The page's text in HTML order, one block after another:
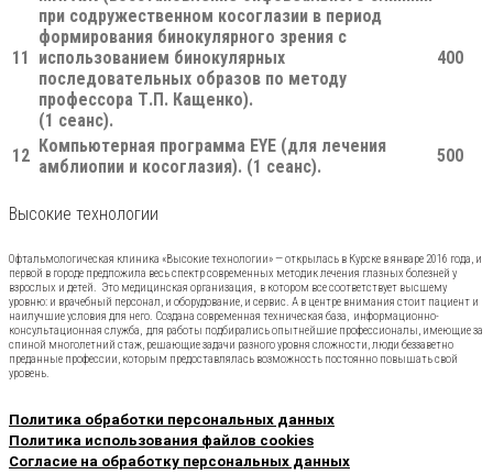
11
при содружественном косоглазии в период
формирования бинокулярного зрения с
использованием бинокулярных
последовательных образов по методу
профессора Т.П. Кащенко).
(1 сеанс).
400
12 Компьютерная программа EYE (для лечения
амблиопии и косоглазия). (1 сеанс).
500
Высокие технологии
Офтальмологическая клиника «Высокие технологии» — открылась в Курске в январе 2016 года, и
первой в городе предложила весь спектр современных методик лечения глазных болезней у
взрослых и детей. Это медицинская организация, в котором все соответствует высшему
уровню: и врачебный персонал, и оборудование, и сервис. А в центре внимания стоит пациент и
наилучшие условия для него. Создана современная техническая база, информационно-
консультационная служба, для работы подбирались опытнейшие профессионалы, имеющие за
спиной многолетний стаж, решающие задачи разного уровня сложности, люди беззаветно
преданные профессии, которым предоставлялась возможность постоянно повышать свой
уровень.
Политика обработки персональных данных
Политика использования файлов cookies
Согласие на обработку персональных данных